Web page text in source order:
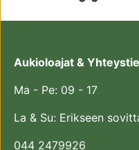
Aukioloajat &
Ma - Pe: 09 - 17
La & Su: Erikseen
044 2479926